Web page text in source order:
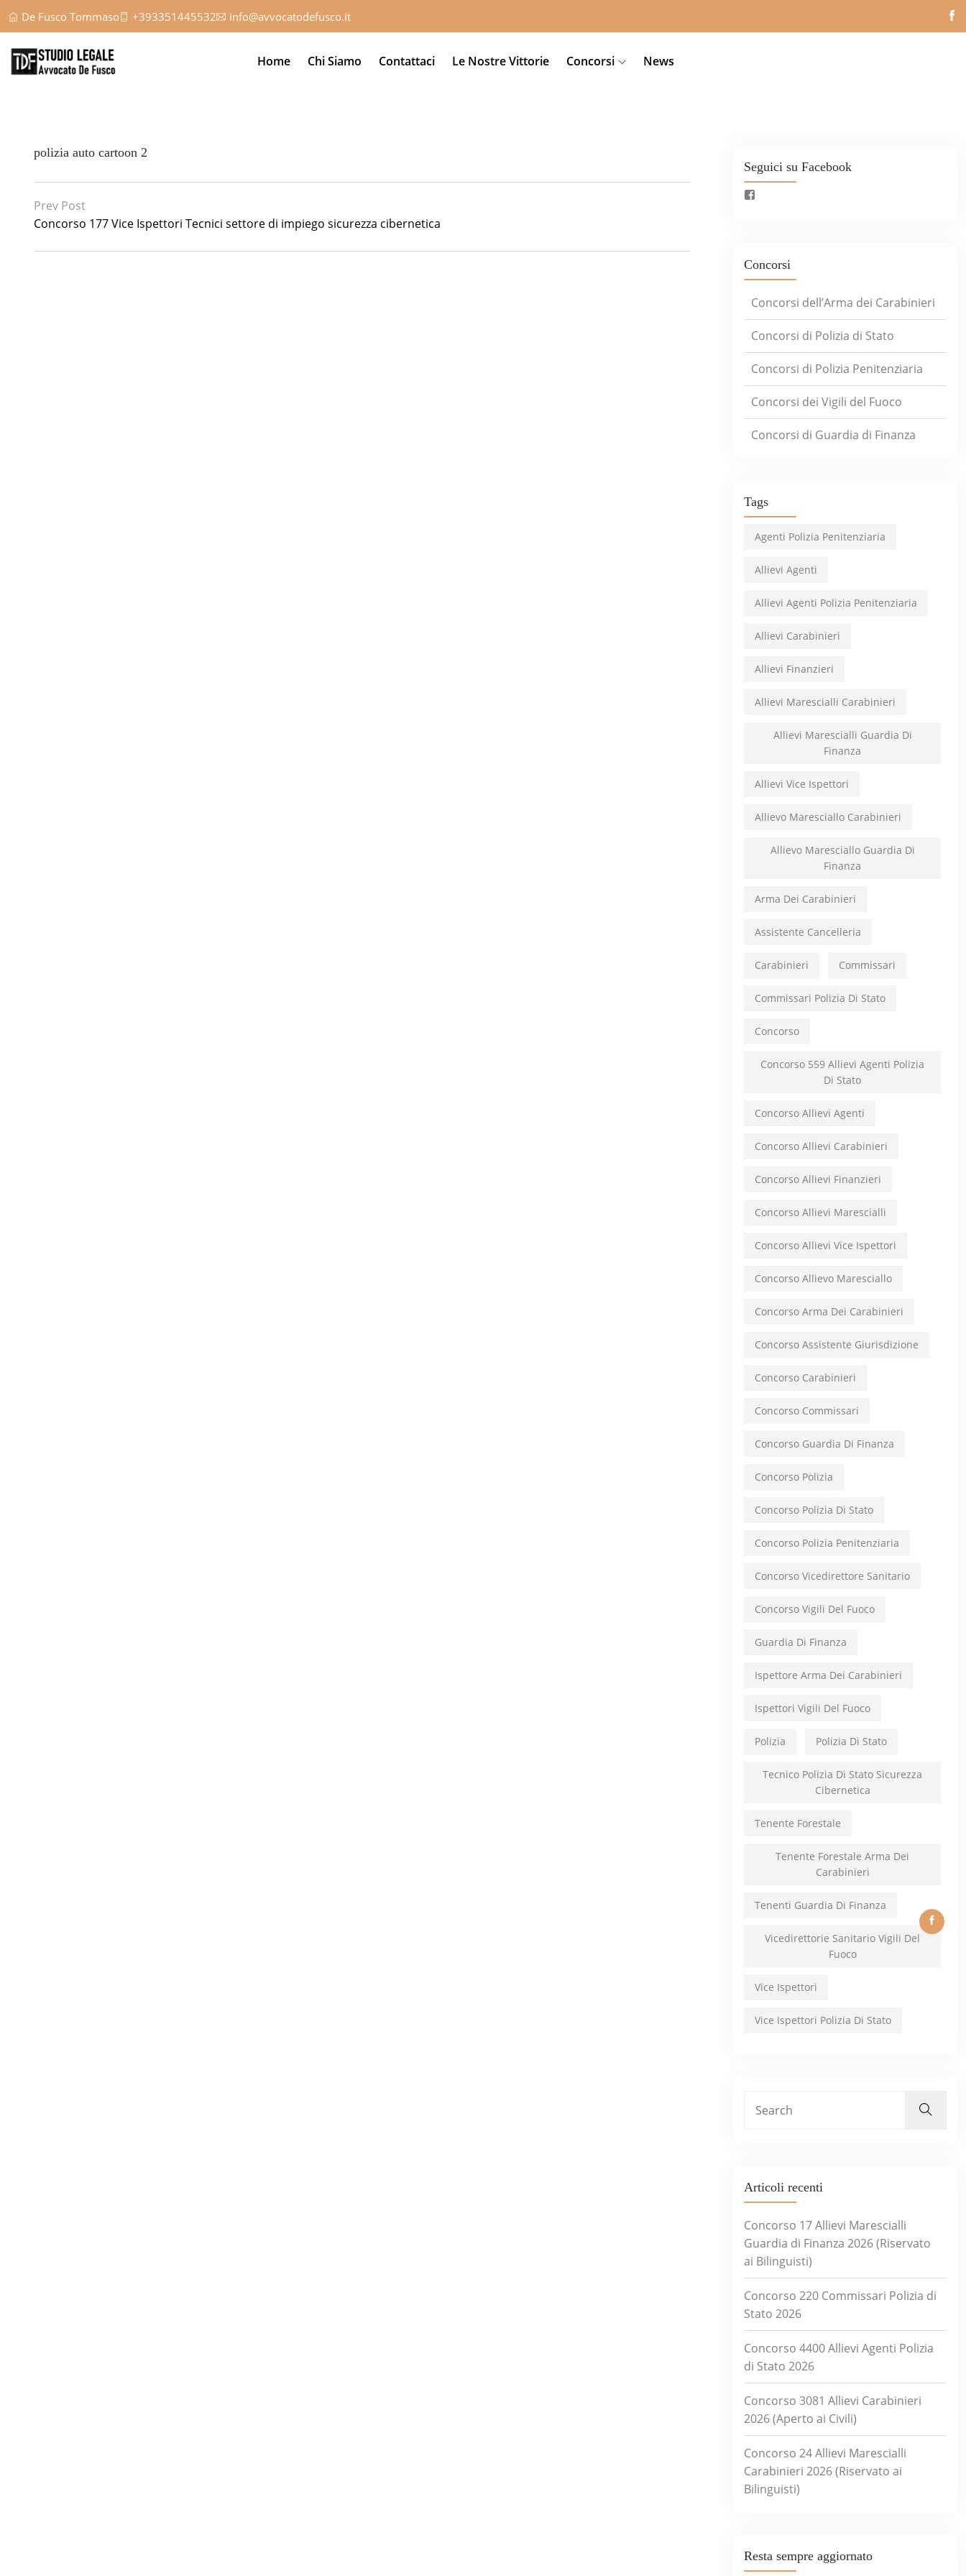
De Fusco Tommaso +393351445532 info@avvocatodefusco.it
Home Chi Siamo Contattaci Le Nostre Vittorie Concorsi News
polizia auto cartoon 2
Prev Post
Concorso 177 Vice Ispettori Tecnici settore di impiego sicurezza cibernetica
Seguici su Facebook
Concorsi
Concorsi dell’Arma dei Carabinieri
Concorsi di Polizia di Stato
Concorsi di Polizia Penitenziaria
Concorsi dei Vigili del Fuoco
Concorsi di Guardia di Finanza
Tags
Agenti Polizia Penitenziaria
Allievi Agenti
Allievi Agenti Polizia Penitenziaria
Allievi Carabinieri
Allievi Finanzieri
Allievi Marescialli Carabinieri
Allievi Marescialli Guardia Di
Finanza
Allievi Vice Ispettori
Allievo Maresciallo Carabinieri
Allievo Maresciallo Guardia Di
Finanza
Arma Dei Carabinieri
Assistente Cancelleria
Carabinieri Commissari
Commissari Polizia Di Stato
Concorso
Concorso 559 Allievi Agenti Polizia
Di Stato
Concorso Allievi Agenti
Concorso Allievi Carabinieri
Concorso Allievi Finanzieri
Concorso Allievi Marescialli
Concorso Allievi Vice Ispettori
Concorso Allievo Maresciallo
Concorso Arma Dei Carabinieri
Concorso Assistente Giurisdizione
Concorso Carabinieri
Concorso Commissari
Concorso Guardia Di Finanza
Concorso Polizia
Concorso Polizia Di Stato
Concorso Polizia Penitenziaria
Concorso Vicedirettore Sanitario
Concorso Vigili Del Fuoco
Guardia Di Finanza
Ispettore Arma Dei Carabinieri
Ispettori Vigili Del Fuoco
Polizia Polizia Di Stato
Tecnico Polizia Di Stato Sicurezza
Cibernetica
Tenente Forestale
Tenente Forestale Arma Dei
Carabinieri
Tenenti Guardia Di Finanza
Vicedirettorie Sanitario Vigili Del
Fuoco
Vice Ispettori
Vice Ispettori Polizia Di Stato
Articoli recenti
Concorso 17 Allievi Marescialli
Guardia di Finanza 2026 (Riservato
ai Bilinguisti)
Concorso 220 Commissari Polizia di
Stato 2026
Concorso 4400 Allievi Agenti Polizia
di Stato 2026
Concorso 3081 Allievi Carabinieri
2026 (Aperto ai Civili)
Concorso 24 Allievi Marescialli
Carabinieri 2026 (Riservato ai
Bilinguisti)
Resta sempre aggiornato